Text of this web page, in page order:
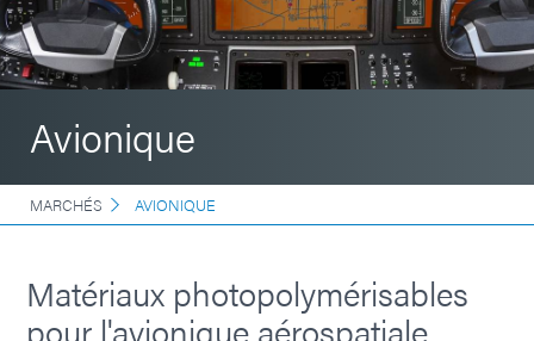
Avionique
MARCHÉS AVIONIQUE
Matériaux photopolymérisables
pour l'avionique aérospatiale